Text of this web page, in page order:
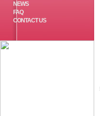
NEWS
FAQ
CONTACT US